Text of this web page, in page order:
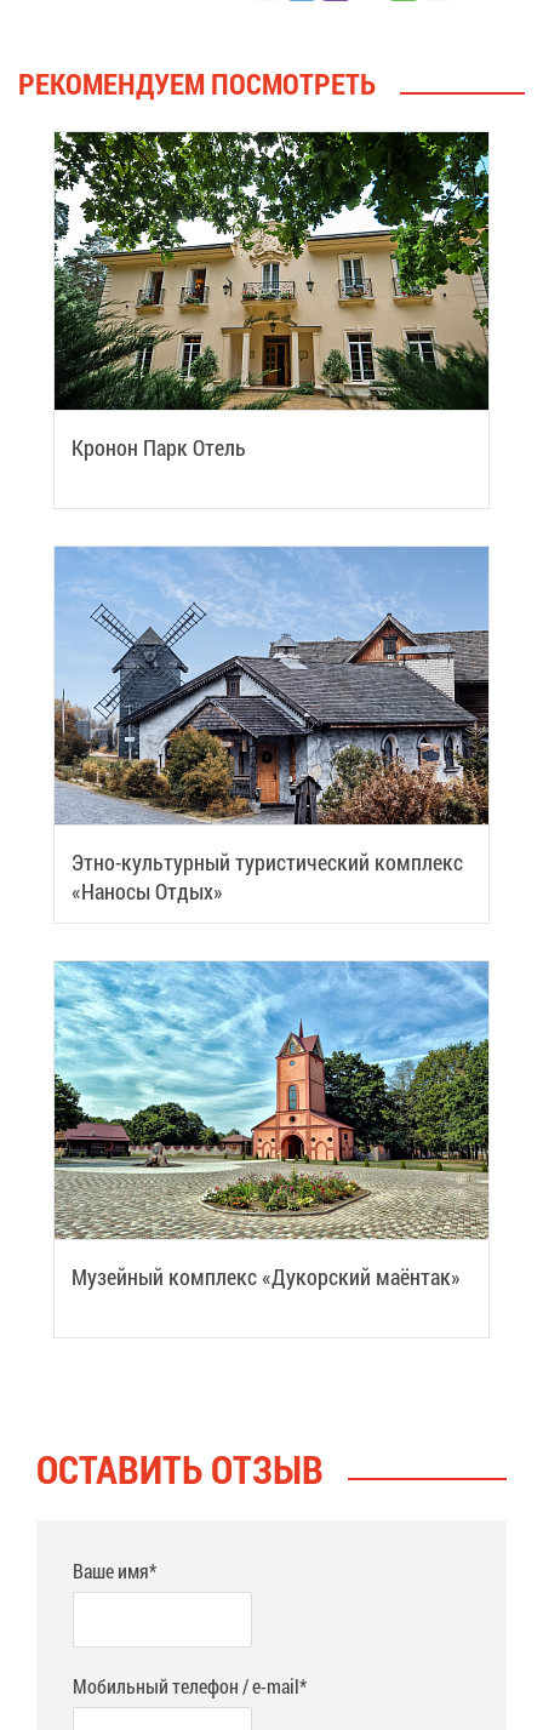
РЕ­КО­МЕН­ДУ­ЕМ ПО­СМОТ­РЕТЬ
Кро­нон Парк Отель
Эт­но-куль­тур­ный ту­ри­сти­че­ский ком­плекс
«На­но­сы От­дых»
Му­зей­ный ком­плекс «Ду­кор­ский ма­ён­так»
ОСТА­ВИТЬ ОТ­ЗЫВ
Ваше имя*
Мобильный телефон / e-mail*